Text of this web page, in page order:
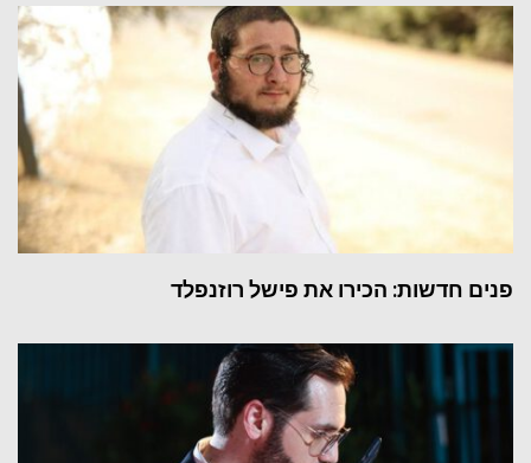
פנים חדשות: הכירו את פישל רוזנפלד